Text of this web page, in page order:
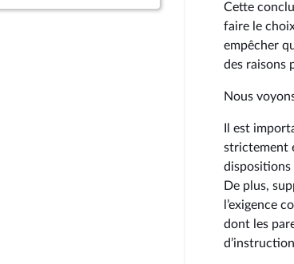
Cette
faire le
empêcher
des raisons
Nous
Il est
strictement
dispositions
De plus,
l’exigence
dont les